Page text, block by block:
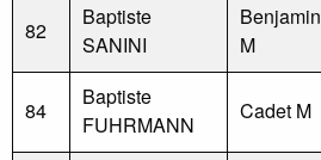
82
Baptiste
SANINI
Benjamin
M
84
Baptiste
FUHRMANN
Cadet M